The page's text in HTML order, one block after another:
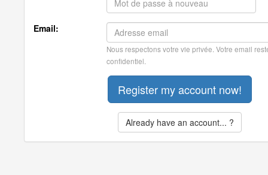
Email:
Nous respectons votre vie privée. Votre email
confidentiel.
Already have an account... ?